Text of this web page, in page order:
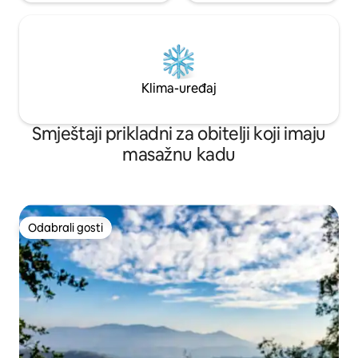
Klima-uređaj
Smještaji prikladni za obitelji koji imaju
masažnu kadu
Odabrali gosti
Odabrali gosti